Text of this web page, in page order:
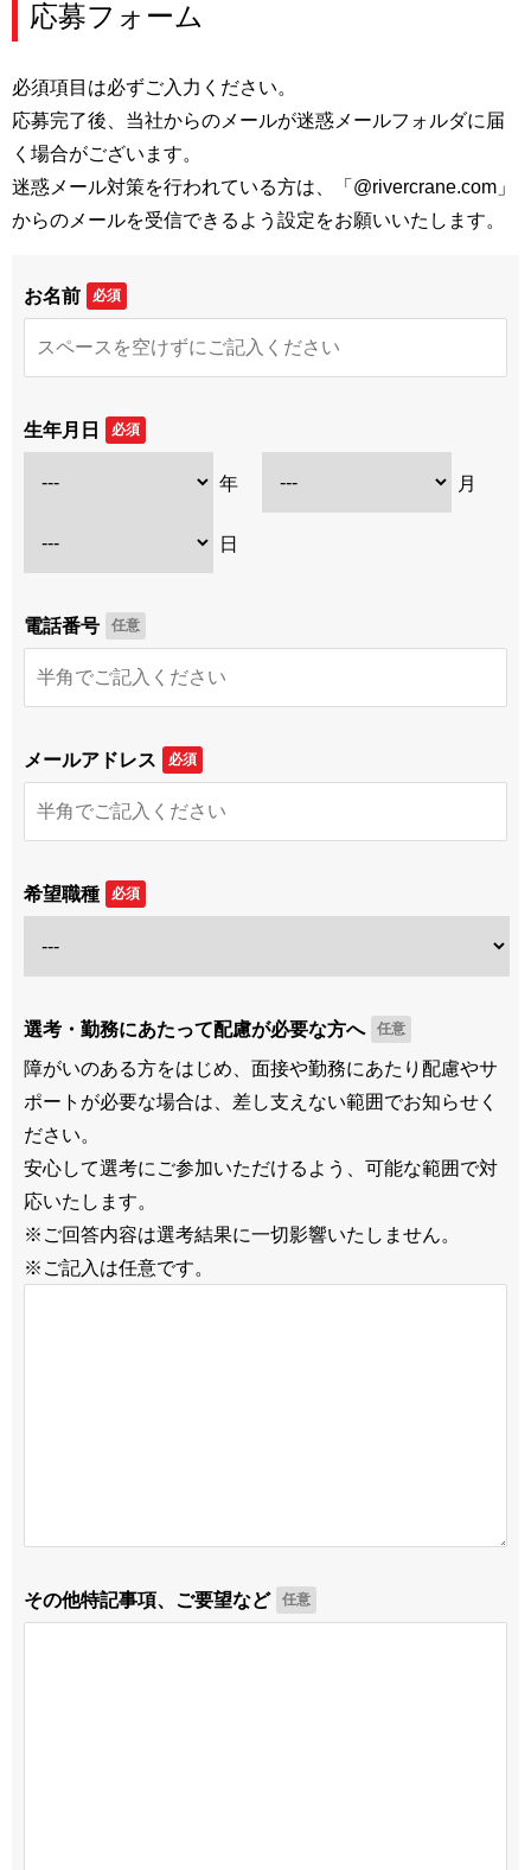
応募フォーム
必須項目は必ずご入力ください。
応募完了後、当社からのメールが迷惑メールフォルダに届
く場合がございます。
迷惑メール対策を行われている方は、「@rivercrane.com」
からのメールを受信できるよう設定をお願いいたします。
お名前 必須
生年月日 必須
年 月
日
電話番号 任意
メールアドレス 必須
希望職種 必須
選考・勤務にあたって配慮が必要な方へ 任意
障がいのある方をはじめ、面接や勤務にあたり配慮やサ
ポートが必要な場合は、差し支えない範囲でお知らせく
ださい。
安心して選考にご参加いただけるよう、可能な範囲で対
応いたします。
※ご回答内容は選考結果に一切影響いたしません。
※ご記入は任意です。
その他特記事項、ご要望など 任意